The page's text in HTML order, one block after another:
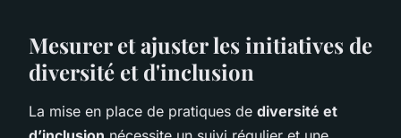
Mesurer et ajuster les initiatives de
diversité et d'inclusion
La mise en place de pratiques de diversité et